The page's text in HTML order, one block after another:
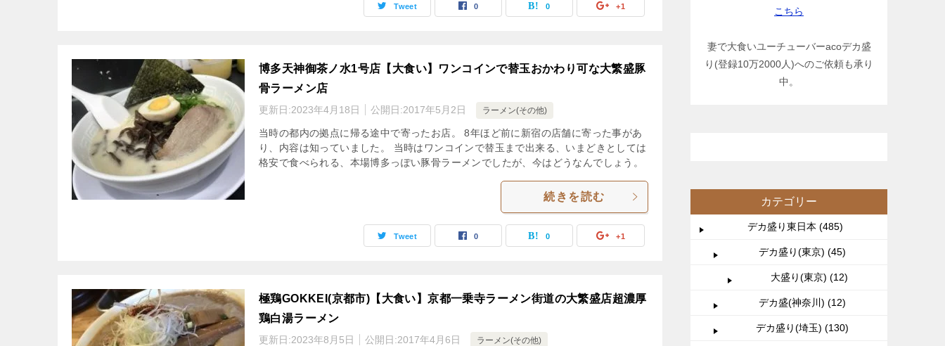
Tweet 0 0 +1
博多天神御茶ノ水1号店【大食い】ワンコインで替玉おかわり可な大繁盛豚
骨ラーメン店
更新日:2023年4月18日 公開日:2017年5月2日 ラーメン(その他)
当時の都内の拠点に帰る途中で寄ったお店。 8年ほど前に新宿の店舗に寄った事があ
り、内容は知っていました。 当時はワンコインで替玉まで出来る、いまどきとしては
格安で食べられる、本場博多っぽい豚骨ラーメンでしたが、今はどうなんでしょう。
続きを読む
Tweet 0 0 +1
極鶏GOKKEI(京都市)【大食い】京都一乗寺ラーメン街道の大繁盛店超濃厚
鶏白湯ラーメン
更新日:2023年8月5日 公開日:2017年4月6日 ラーメン(その他)
こちら
妻で大食いユーチューバーacoデカ盛
り(登録10万2000人)へのご依頼も承り
中。
カテゴリー
デカ盛り東日本 (485)
デカ盛り(東京) (45)
大盛り(東京) (12)
デカ盛(神奈川) (12)
デカ盛り(埼玉) (130)